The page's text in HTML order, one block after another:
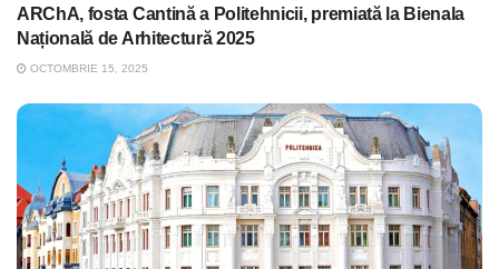
ARChA, fosta Cantină a Politehnicii, premiată la Bienala
Națională de Arhitectură 2025
OCTOMBRIE 15, 2025